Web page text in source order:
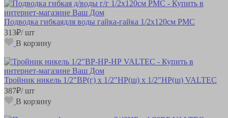
Подводка гибкаядля воды гайка-гайка 1/2х120см РМС
313₽/ шт
В корзину
Тройник никель 1/2"ВР(г) х 1/2"НР(ш) х 1/2"НР(ш) VALTEC
387₽/ шт
В корзину